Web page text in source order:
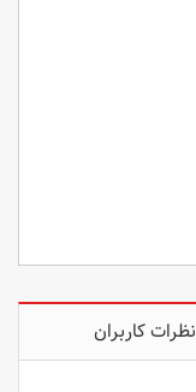
نظرات کاربران